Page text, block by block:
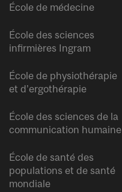
École de médecine
École des sciences
infirmières Ingram
École de physiothérapie
et d’ergothérapie
École des sciences de la
communication humaine
École de santé des
populations et de santé
mondiale